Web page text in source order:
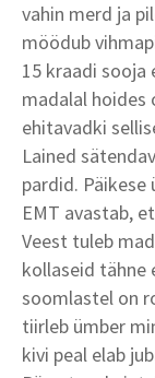
vahin merd ja
möödub
15 kraadi sooja
madalal hoides
ehitavadki
Lained
pardid.
EMT avastab,
Veest tuleb
kollaseid tähne
soomlastel on
tiirleb ümber
kivi peal elab